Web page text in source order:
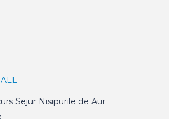
Sejur Nisipurile de Aur